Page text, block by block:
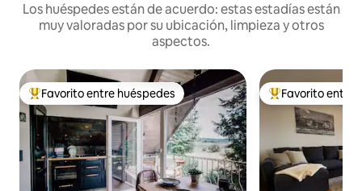
Los huéspedes están de acuerdo: estas estadías están
muy valoradas por su ubicación, limpieza y otros
aspectos.
Favorito entre huéspedes preferido
Favorito entre huéspedes Favorito entre
Favorito entre